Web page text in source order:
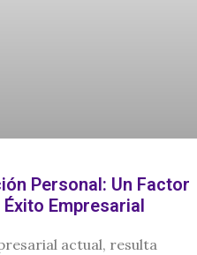
Personal: Un Factor
Empresarial
actual, resulta